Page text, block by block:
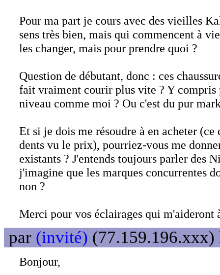
Pour ma part je cours avec des vieilles
sens très bien, mais qui commencent à
les changer, mais pour prendre quoi ?
Question de débutant, donc : ces
fait vraiment courir plus vite ? Y compris
niveau comme moi ? Ou c'est du pur
Et si je dois me résoudre à en acheter
dents vu le prix), pourriez-vous me
existants ? J'entends toujours parler des
j'imagine que les marques concurrentes
non ?
Merci pour vos éclairages qui m'aideront
par (invité) (77.159.196.xxx)
Bonjour,